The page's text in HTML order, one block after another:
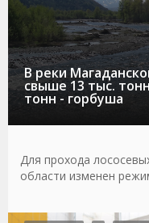
В реки
свыше 13 тыс.
тонн - горбуша
Для прохода
области изменен